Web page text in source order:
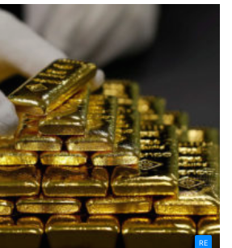
RE